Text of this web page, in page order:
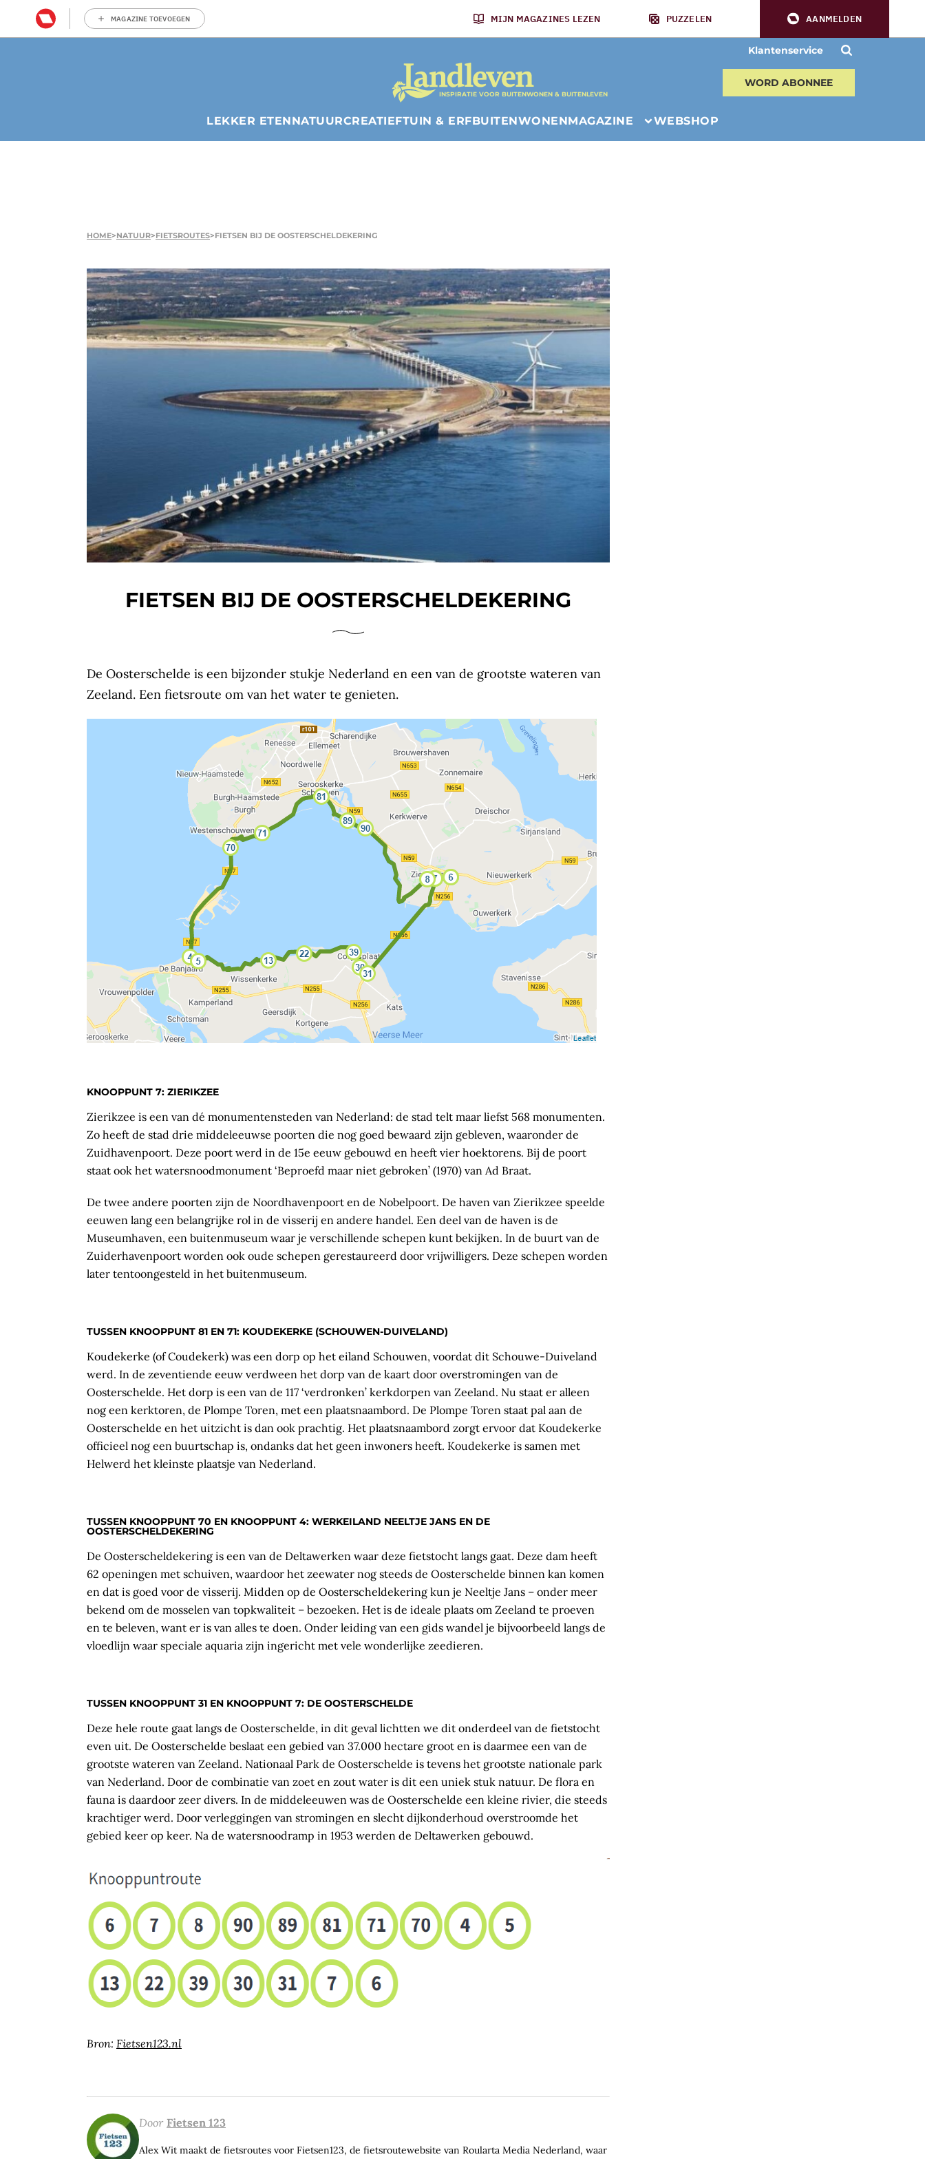
MAGAZINE TOEVOEGEN MIJN MAGAZINES LEZEN PUZZELEN AANMELDEN
Klantenservice
INSPIRATIE VOOR BUITENWONEN & BUITENLEVEN
WORD ABONNEE
LEKKER ETENNATUURCREATIEFTUIN & ERFBUITENWONENMAGAZINE WEBSHOP
HOME>NATUUR>FIETSROUTES>FIETSEN BIJ DE OOSTERSCHELDEKERING
FIETSEN BIJ DE OOSTERSCHELDEKERING
De Oosterschelde is een bijzonder stukje Nederland en een van de grootste wateren van
Zeeland. Een fietsroute om van het water te genieten.
KNOOPPUNT 7: ZIERIKZEE
Zierikzee is een van dé monumentensteden van Nederland: de stad telt maar liefst 568 monumenten.
Zo heeft de stad drie middeleeuwse poorten die nog goed bewaard zijn gebleven, waaronder de
Zuidhavenpoort. Deze poort werd in de 15e eeuw gebouwd en heeft vier hoektorens. Bij de poort
staat ook het watersnoodmonument ‘Beproefd maar niet gebroken’ (1970) van Ad Braat.
De twee andere poorten zijn de Noordhavenpoort en de Nobelpoort. De haven van Zierikzee speelde
eeuwen lang een belangrijke rol in de visserij en andere handel. Een deel van de haven is de
Museumhaven, een buitenmuseum waar je verschillende schepen kunt bekijken. In de buurt van de
Zuiderhavenpoort worden ook oude schepen gerestaureerd door vrijwilligers. Deze schepen worden
later tentoongesteld in het buitenmuseum.
TUSSEN KNOOPPUNT 81 EN 71: KOUDEKERKE (SCHOUWEN-DUIVELAND)
Koudekerke (of Coudekerk) was een dorp op het eiland Schouwen, voordat dit Schouwe-Duiveland
werd. In de zeventiende eeuw verdween het dorp van de kaart door overstromingen van de
Oosterschelde. Het dorp is een van de 117 ‘verdronken’ kerkdorpen van Zeeland. Nu staat er alleen
nog een kerktoren, de Plompe Toren, met een plaatsnaambord. De Plompe Toren staat pal aan de
Oosterschelde en het uitzicht is dan ook prachtig. Het plaatsnaambord zorgt ervoor dat Koudekerke
officieel nog een buurtschap is, ondanks dat het geen inwoners heeft. Koudekerke is samen met
Helwerd het kleinste plaatsje van Nederland.
TUSSEN KNOOPPUNT 70 EN KNOOPPUNT 4: WERKEILAND NEELTJE JANS EN DE
OOSTERSCHELDEKERING
De Oosterscheldekering is een van de Deltawerken waar deze fietstocht langs gaat. Deze dam heeft
62 openingen met schuiven, waardoor het zeewater nog steeds de Oosterschelde binnen kan komen
en dat is goed voor de visserij. Midden op de Oosterscheldekering kun je Neeltje Jans – onder meer
bekend om de mosselen van topkwaliteit – bezoeken. Het is de ideale plaats om Zeeland te proeven
en te beleven, want er is van alles te doen. Onder leiding van een gids wandel je bijvoorbeeld langs de
vloedlijn waar speciale aquaria zijn ingericht met vele wonderlijke zeedieren.
TUSSEN KNOOPPUNT 31 EN KNOOPPUNT 7: DE OOSTERSCHELDE
Deze hele route gaat langs de Oosterschelde, in dit geval lichtten we dit onderdeel van de fietstocht
even uit. De Oosterschelde beslaat een gebied van 37.000 hectare groot en is daarmee een van de
grootste wateren van Zeeland. Nationaal Park de Oosterschelde is tevens het grootste nationale park
van Nederland. Door de combinatie van zoet en zout water is dit een uniek stuk natuur. De flora en
fauna is daardoor zeer divers. In de middeleeuwen was de Oosterschelde een kleine rivier, die steeds
krachtiger werd. Door verleggingen van stromingen en slecht dijkonderhoud overstroomde het
gebied keer op keer. Na de watersnoodramp in 1953 werden de Deltawerken gebouwd.
Bron: Fietsen123.nl
Door Fietsen 123
Alex Wit maakt de fietsroutes voor Fietsen123, de fietsroutewebsite van Roularta Media Nederland, waar